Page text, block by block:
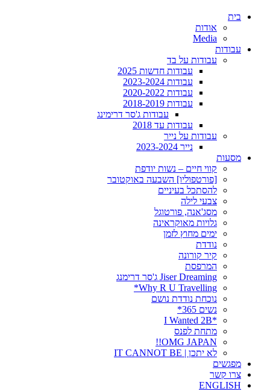
בית
אודות
Media
עבודות
עבודות על בד
עבודות חדשות 2025
עבודות 2023-2024
עבודות 2020-2022
עבודות 2018-2019
עבודות ג'סר דרימינג
עבודות עד 2018
עבודות על נייר
נייר 2023-2024
מסעות
קווי חיים – נשות יודפת
[פורטפוליו] השבעה באוקטובר
להסתכל בעיניים
צבעי לילה
מסג'אנה, פורטוגל
גלויות מאוקראינה
ימים מחוץ לזמן
נודדת
קיר קורונה
המרפסת
Jiser Dreaming ג'סר דרימנג
Why R U Travelling*
נוכחת נודדת נושם
נשים 365*
*I Wanted 2B
מתחת לפנס
OMG JAPAN!!
לא יתכן | IT CANNOT BE
מפגשים
צרו קשר
ENGLISH